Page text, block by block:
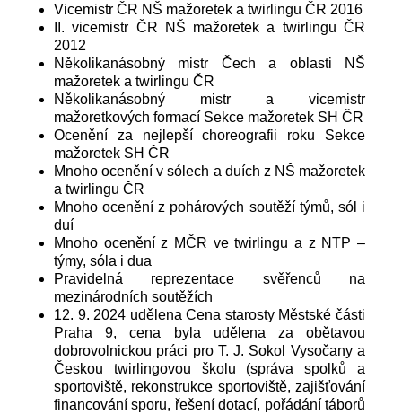
Vicemistr ČR NŠ mažoretek a twirlingu ČR 2016
II. vicemistr ČR NŠ mažoretek a twirlingu ČR
2012
Několikanásobný mistr Čech a oblasti NŠ
mažoretek a twirlingu ČR
Několikanásobný mistr a vicemistr
mažoretkových formací Sekce mažoretek SH ČR
Ocenění za nejlepší choreografii roku Sekce
mažoretek SH ČR
Mnoho ocenění v sólech a duích z NŠ mažoretek
a twirlingu ČR
Mnoho ocenění z pohárových soutěží týmů, sól i
duí
Mnoho ocenění z MČR ve twirlingu a z NTP –
týmy, sóla i dua
Pravidelná reprezentace svěřenců na
mezinárodních soutěžích
12. 9. 2024 udělena Cena starosty Městské části
Praha 9, cena byla udělena za obětavou
dobrovolnickou práci pro T. J. Sokol Vysočany a
Českou twirlingovou školu (správa spolků a
sportoviště, rekonstrukce sportoviště, zajišťování
financování sporu, řešení dotací, pořádání táborů